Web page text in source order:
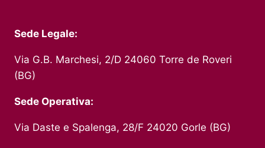
Sede Legale:
Via G.B. Marchesi, 2/D 24060 Torre de Roveri
(BG)
Sede Operativa:
Via Daste e Spalenga, 28/F 24020 Gorle (BG)